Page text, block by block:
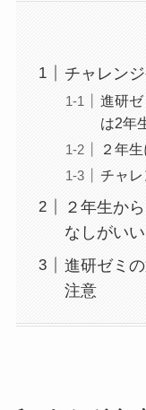
チャレン
進研
は2年
２年
チャ
２年生か
なしがいい
進研ゼミ
注意